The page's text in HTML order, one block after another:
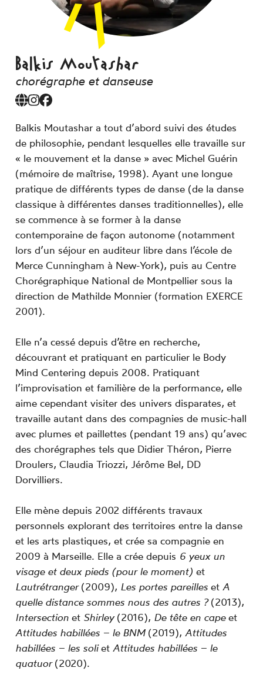
Balkis Moutashar
chorégraphe et danseuse
Balkis Moutashar a tout d’abord suivi des études
de philosophie, pendant lesquelles elle travaille sur
« le mouvement et la danse » avec Michel Guérin
(mémoire de maîtrise, 1998). Ayant une longue
pratique de différents types de danse (de la danse
classique à différentes danses traditionnelles), elle
se commence à se former à la danse
contemporaine de façon autonome (notamment
lors d’un séjour en auditeur libre dans l’école de
Merce Cunningham à New-York), puis au Centre
Chorégraphique National de Montpellier sous la
direction de Mathilde Monnier (formation EXERCE
2001).
Elle n’a cessé depuis d’être en recherche,
découvrant et pratiquant en particulier le Body
Mind Centering depuis 2008. Pratiquant
l’improvisation et familière de la performance, elle
aime cependant visiter des univers disparates, et
travaille autant dans des compagnies de music-hall
avec plumes et paillettes (pendant 19 ans) qu’avec
des chorégraphes tels que Didier Théron, Pierre
Droulers, Claudia Triozzi, Jérôme Bel, DD
Dorvilliers.
Elle mène depuis 2002 différents travaux
personnels explorant des territoires entre la danse
et les arts plastiques, et crée sa compagnie en
2009 à Marseille. Elle a crée depuis 6 yeux un
visage et deux pieds (pour le moment) et
Lautrétranger(2009), Les portes pareilles et A
quelle distance sommes nous des autres ?(2013),
Intersectionet Shirley(2016), De tête en capeet
Attitudes habillées – le BNM(2019), Attitudes
habillées – les soliet Attitudes habillées – le
quatuor(2020).